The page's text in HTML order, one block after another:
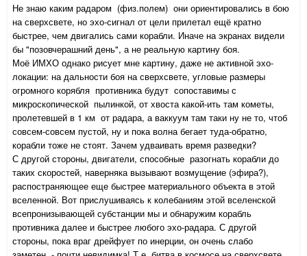
Не знаю каким радаром (физ.полем) они ориентировались в бою
на сверхсвете, но эхо-сигнал от цели прилетал ещё кратно
быстрее, чем двигались сами корабли. Иначе на экранах видели
бы "позовчерашний день", а не реальную картину боя.
Моё ИМХО однако рисует мне картину, даже не активной эхо-
локации: на дальности боя на сверхсвете, угловые размеры
огромного корябля противника будут сопоставимы с
микроскопической пылинкой, от хвоста какой-ить там кометы,
пролетевшей в 1 км от радара, а ваккуум там таки ну не то, чтоб
совсем-совсем пустой, ну и пока волна бегает туда-обратно,
корабли тоже не стоят. Зачем удваивать время разведки?
С другой стороны, двигатели, способные разогнать корабли до
таких скоростей, наверняка вызывают возмущение (эфира?),
распостраняющее еще быстрее материального объекта в этой
вселенной. Вот прислушиваясь к колебаниям этой вселенской
всепронизывающей субстанции мы и обнаружим корабль
противника далее и быстрее любого эхо-радара. С другой
стороны, пока враг дрейфует по инерции, он очень слабо